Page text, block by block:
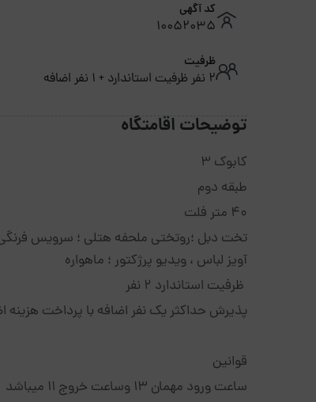
کد آگهی
10052035
ظرفیت
2 نفر ظرفیت استاندارد + 1 نفر اضافه
توضیحات اقامتگاه
کابوک ۳
طبقه دوم
۴۰ متر فلت
تخت دبل ؛روتختی ملحفه هتلی ؛ سرویس فرنگی
آویز لباس ، ویدیو پرژکتور ؛ ماهواره
ظرفیت استاندارد ۲ نفر
پذیرش حداکثر یک نفر اضافه با پرداخت هزینه
قوانین
ساعت ورود مهمان 13 وساعت خروج 11 میباشد